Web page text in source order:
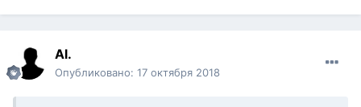
Al.
Опубликовано: 17 октября 2018